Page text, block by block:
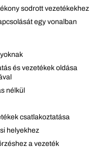
sodrott vezetékekhez
egy vonalban
és vezetékek oldása
nélkül
csatlakoztatása
helyekhez
a vezeték